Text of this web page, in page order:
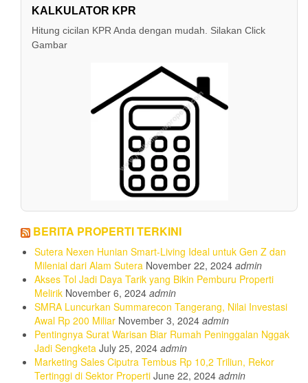
KALKULATOR KPR
Hitung cicilan KPR Anda dengan mudah. Silakan Click
Gambar
BERITA PROPERTI TERKINI
Sutera Nexen Hunian Smart-Living Ideal untuk Gen Z dan
Milenial dari Alam Sutera November 22, 2024 admin
Akses Tol Jadi Daya Tarik yang Bikin Pemburu Properti
Melirik November 6, 2024 admin
SMRA Luncurkan Summarecon Tangerang, Nilai Investasi
Awal Rp 200 Miliar November 3, 2024 admin
Pentingnya Surat Warisan Biar Rumah Peninggalan Nggak
Jadi Sengketa July 25, 2024 admin
Marketing Sales Ciputra Tembus Rp 10,2 Triliun, Rekor
Tertinggi di Sektor Properti June 22, 2024 admin